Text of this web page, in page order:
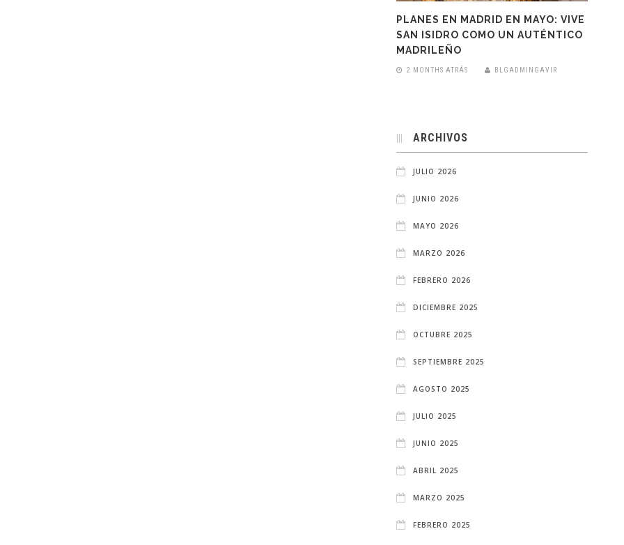
PLANES EN MADRID EN MAYO: VIVE
SAN ISIDRO COMO UN AUTÉNTICO
MADRILEÑO
2 MONTHS ATRÁS BLGADMINGAVIR
ARCHIVOS
JULIO 2026
JUNIO 2026
MAYO 2026
MARZO 2026
FEBRERO 2026
DICIEMBRE 2025
OCTUBRE 2025
SEPTIEMBRE 2025
AGOSTO 2025
JULIO 2025
JUNIO 2025
ABRIL 2025
MARZO 2025
FEBRERO 2025